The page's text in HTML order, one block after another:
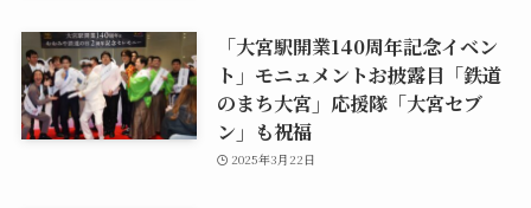
「大宮駅開業140周年記念イベン
ト」モニュメントお披露目「鉄道
のまち大宮」応援隊「大宮セブ
ン」も祝福
2025年3月22日